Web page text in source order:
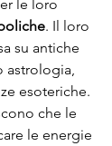
le loro
. Il loro
su antiche
astrologia,
esoteriche.
che le
le energie